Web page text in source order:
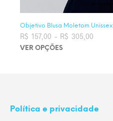
Objetivo Blusa Moletom Unissex
R$ 157,00 – R$ 305,00
R$ 305,00
VER OPÇÕES
Política e privacidade